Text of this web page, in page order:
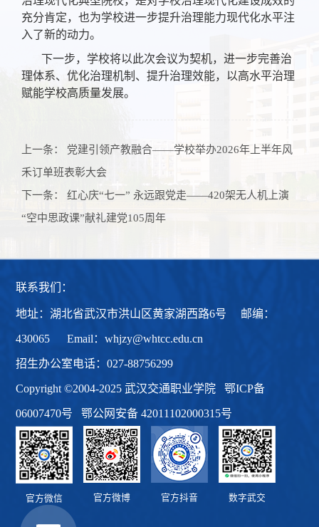
充分肯定，也为学校进一步提升治理能力现代化水平注
入了新的动力。
下一步，学校将以此次会议为契机，进一步完善治
理体系、优化治理机制、提升治理效能，以高水平治理
赋能学校高质量发展。
上一条： 党建引领产教融合——学校举办2026年上半年风
禾订单班表彰大会
下一条：红心庆“七一” 永远跟党走——420架无人机上演
“空中思政课”献礼建党105周年
联系我们：
地址：湖北省武汉市洪山区黄家湖西路6号 邮编：
430065 Email：whjzy@whtcc.edu.cn
招生办公室电话：027-88756299
Copyright ©2004-2025 武汉交通职业学院鄂ICP备
06007470号 鄂公网安备 42011102000315号
官方微信 官方微博 官方抖音 数字武交